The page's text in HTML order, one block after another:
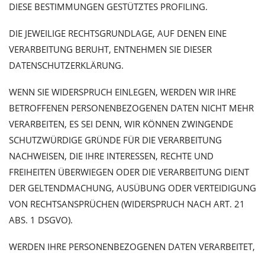
DIESE BESTIMMUNGEN GESTÜTZTES PROFILING.
DIE JEWEILIGE RECHTSGRUNDLAGE, AUF DENEN EINE
VERARBEITUNG BERUHT, ENTNEHMEN SIE DIESER
DATENSCHUTZERKLÄRUNG.
WENN SIE WIDERSPRUCH EINLEGEN, WERDEN WIR IHRE
BETROFFENEN PERSONENBEZOGENEN DATEN NICHT MEHR
VERARBEITEN, ES SEI DENN, WIR KÖNNEN ZWINGENDE
SCHUTZWÜRDIGE GRÜNDE FÜR DIE VERARBEITUNG
NACHWEISEN, DIE IHRE INTERESSEN, RECHTE UND
FREIHEITEN ÜBERWIEGEN ODER DIE VERARBEITUNG DIENT
DER GELTENDMACHUNG, AUSÜBUNG ODER VERTEIDIGUNG
VON RECHTSANSPRÜCHEN (WIDERSPRUCH NACH ART. 21
ABS. 1 DSGVO).
WERDEN IHRE PERSONENBEZOGENEN DATEN VERARBEITET,